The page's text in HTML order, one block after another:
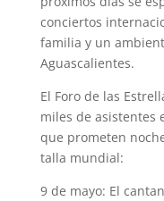
conciertos
familia y un
Aguascalientes.
El Foro de las
miles de asistentes
que prometen
talla mundial:
9 de mayo: El